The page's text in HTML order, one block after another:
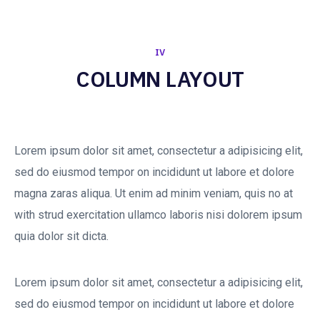
IV
COLUMN LAYOUT
Lorem ipsum dolor sit amet, consectetur a adipisicing elit,
sed do eiusmod tempor on incididunt ut labore et dolore
magna zaras aliqua. Ut enim ad minim veniam, quis no at
with strud exercitation ullamco laboris nisi dolorem ipsum
quia dolor sit dicta.
Lorem ipsum dolor sit amet, consectetur a adipisicing elit,
sed do eiusmod tempor on incididunt ut labore et dolore